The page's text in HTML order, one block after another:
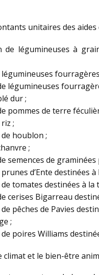
unitaires des
légumineuses à
légumineuses
dur ;
pommes de terre
;
houblon ;
;
semences de graminées
d’Ente destinées
tomates destinées à
cerises Bigarreau
pêches de Pavies
;
poires Williams
et le bien-être